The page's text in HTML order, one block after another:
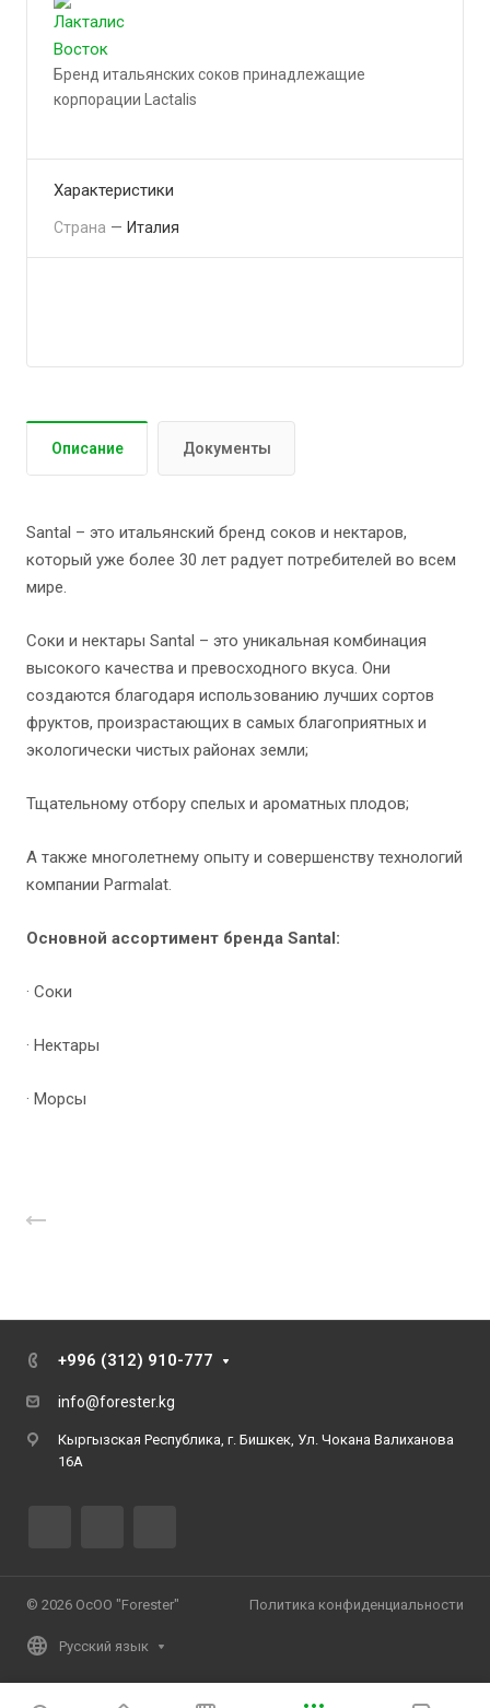
Бренд итальянских соков принадлежащие
корпорации Lactalis
Характеристики
Страна — Италия
Описание Документы
Santal – это итальянский бренд соков и нектаров,
который уже более 30 лет радует потребителей во всем
мире.
Соки и нектары Santal – это уникальная комбинация
высокого качества и превосходного вкуса. Они
создаются благодаря использованию лучших сортов
фруктов, произрастающих в самых благоприятных и
экологически чистых районах земли;
Тщательному отбору спелых и ароматных плодов;
А также многолетнему опыту и совершенству технологий
компании Parmalat.
Основной ассортимент бренда Santal:
· Соки
· Нектары
· Морсы
+996 (312) 910-777
info@forester.kg
Кыргызская Республика, г. Бишкек, Ул. Чокана Валиханова
16А
© 2026 ОсОО "Forester" Политика конфиденциальности
Русский язык